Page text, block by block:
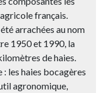
français.
arrachées au nom
1950 et 1990, la
de haies.
: les haies bocagères
agronomique,